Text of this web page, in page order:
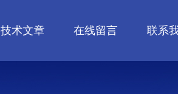
技术文章 在线留言 联系